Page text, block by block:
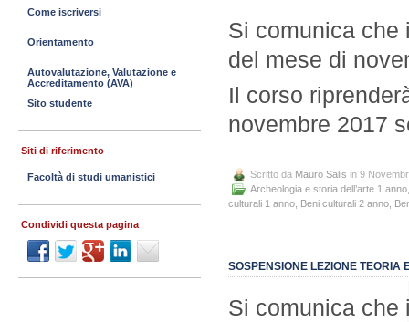
Si comunica che
del mese di
Il corso
novembre 2017
Scritto da Mauro Salis in 9
Archeologia e storia dell’arte 1 anno
culturali 1 anno Beni culturali 2 anno
SOSPENSIONE LEZIONE TEORIA
Si comunica che
Come iscriversi
Orientamento
Autovalutazione, Valutazione e
Accreditamento (AVA)
Sito studente
Siti di riferimento
Facoltà di studi umanistici
Condividi questa pagina